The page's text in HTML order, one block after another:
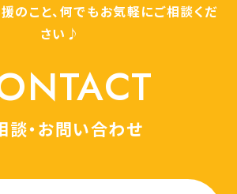
のこと、何でもお気軽にご相談くだ
さい♪
談・お問い合わせ